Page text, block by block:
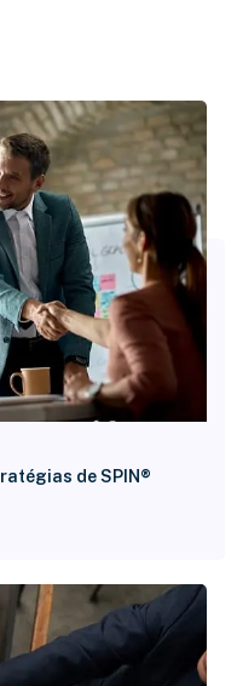
de SPIN®